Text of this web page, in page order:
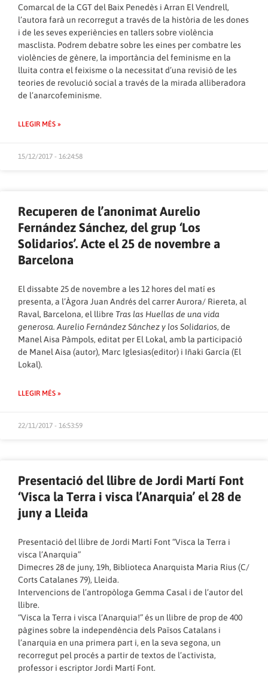
Comarcal de la CGT del Baix Penedès i Arran El Vendrell,
l’autora farà un recorregut a través de la història de les dones
i de les seves experiències en tallers sobre violència
masclista. Podrem debatre sobre les eines per combatre les
violències de gènere, la importància del feminisme en la
lluita contra el feixisme o la necessitat d’una revisió de les
teories de revolució social a través de la mirada alliberadora
de l’anarcofeminisme.
LLEGIR MÉS »
15/12/2017 - 16:24:58
Recuperen de l’anonimat Aurelio
Fernández Sánchez, del grup ‘Los
Solidarios’. Acte el 25 de novembre a
Barcelona
El dissabte 25 de novembre a les 12 hores del matí es
presenta, a l’Àgora Juan Andrés del carrer Aurora/ Riereta, al
Raval, Barcelona, el llibre Tras las Huellas de una vida
generosa. Aurelio Fernández Sánchez y los Solidarios, de
Manel Aisa Pàmpols, editat per El Lokal, amb la participació
de Manel Aisa (autor), Marc Iglesias(editor) i Iñaki García (El
Lokal).
LLEGIR MÉS »
22/11/2017 - 16:53:59
Presentació del llibre de Jordi Martí Font
‘Visca la Terra i visca l’Anarquia’ el 28 de
juny a Lleida
Presentació del llibre de Jordi Martí Font “Visca la Terra i
visca l’Anarquia”
Dimecres 28 de juny, 19h, Biblioteca Anarquista Maria Rius (C/
Corts Catalanes 79), Lleida.
Intervencions de l’antropòloga Gemma Casal i de l’autor del
llibre.
“Visca la Terra i visca l’Anarquia!” és un llibre de prop de 400
pàgines sobre la independència dels Països Catalans i
l’anarquia en una primera part i, en la seva segona, un
recorregut pel procés a partir de textos de l’activista,
professor i escriptor Jordi Martí Font.